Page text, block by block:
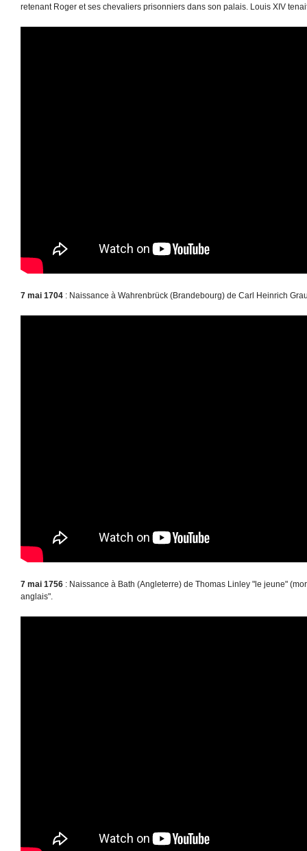
retenant Roger et ses chevaliers prisonniers dans son palais. Louis XIV
7 mai 1704 : Naissance à Wahrenbrück (Brandebourg) de Carl Heinrich
7 mai 1756 : Naissance à Bath (Angleterre) de Thomas Linley "le jeune"
anglais".